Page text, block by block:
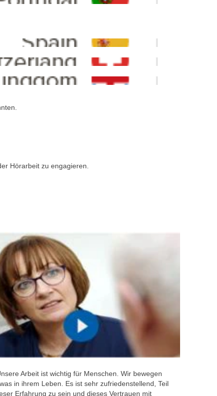
Hörarbeit zu engagieren.
Arbeit ist wichtig für Menschen. Wir bewegen
in ihrem Leben. Es ist sehr zufriedenstellend, Teil
Erfahrung zu sein und dieses Vertrauen mit